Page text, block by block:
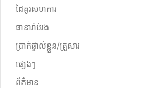
ដៃគូរសហការ
ធានារ៉ាប់រង
ប្រាក់ផ្ទាល់ខ្លួន/គ្រួសារ
ផ្សេងៗ
ព័ត៌មាន